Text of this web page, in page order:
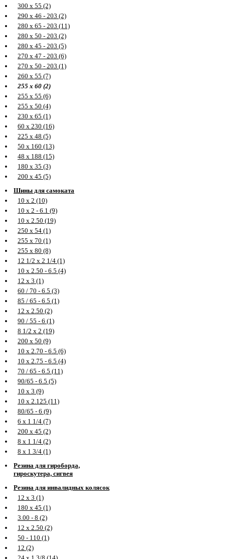
300 х 55 (2)
290 х 46 - 203 (2)
280 х 65 - 203 (11)
280 х 50 - 203 (2)
280 х 45 - 203 (5)
270 х 47 - 203 (6)
270 х 50 - 203 (1)
260 х 55 (7)
255 х 60 (2)
255 х 55 (6)
255 х 50 (4)
230 х 65 (1)
60 х 230 (16)
225 х 48 (5)
50 х 160 (13)
48 х 188 (15)
180 х 35 (3)
200 х 45 (5)
Шины для самоката
10 х 2 (10)
10 х 2 - 6.1 (9)
10 х 2.50 (19)
250 х 54 (1)
255 х 70 (1)
255 х 80 (8)
12 1/2 х 2 1/4 (1)
10 х 2.50 - 6.5 (4)
12 х 3 (1)
60 / 70 - 6.5 (3)
85 / 65 - 6.5 (1)
12 х 2.50 (2)
90 / 55 - 6 (1)
8 1/2 х 2 (19)
200 х 50 (9)
10 х 2.70 - 6.5 (6)
10 х 2.75 - 6.5 (4)
70 / 65 - 6.5 (11)
90/65 - 6.5 (5)
10 х 3 (9)
10 х 2.125 (11)
80/65 - 6 (9)
6 х 1 1/4 (7)
200 х 45 (2)
8 х 1 1/4 (2)
8 х 1 3/4 (1)
Резина для гироборда,
гироскутера, сигвея
Резина для инвалидных колясок
12 х 3 (1)
180 х 45 (1)
3.00 - 8 (2)
12 х 2.50 (2)
50 - 110 (1)
12 (2)